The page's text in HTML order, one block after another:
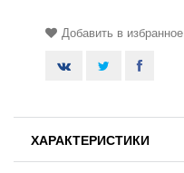
Добавить в избранное
ХАРАКТЕРИСТИКИ